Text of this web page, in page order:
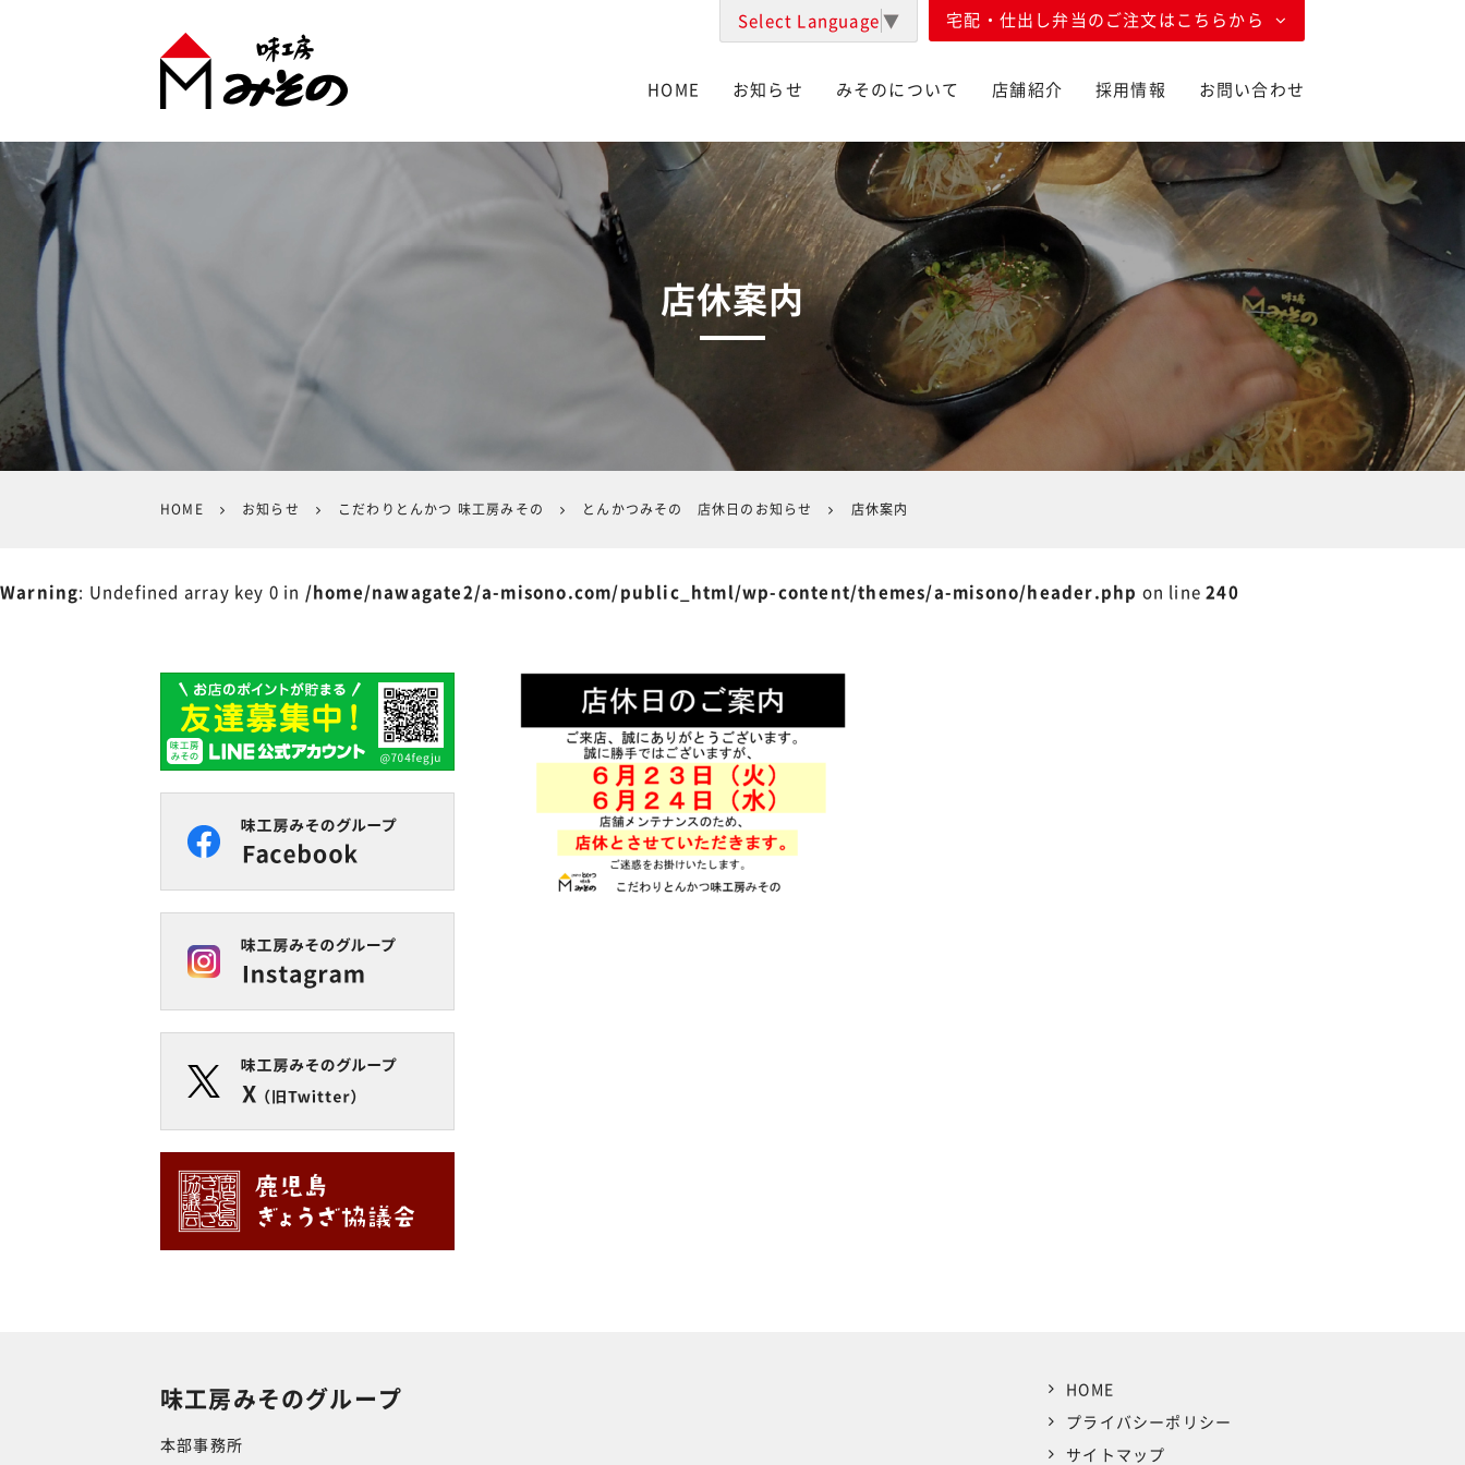
Select Language▼ 宅配・仕出し弁当のご注文はこちらから
HOME お知らせ みそのについて 店舗紹介 採用情報 お問い合わせ
店休案内
HOME お知らせ こだわりとんかつ 味工房みその とんかつみその 店休日のお知らせ 店休案内
Warning: Undefined array key 0 in /home/nawagate2/a-misono.com/public_html/wp-content/themes/a-misono/header.php on line240
味工房みそのグループ
本部事務所
HOME
プライバシーポリシー
サイトマップ